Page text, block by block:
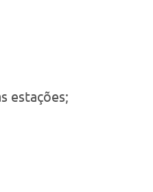
estações;